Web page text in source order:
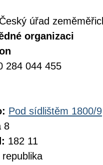
Český úřad
organizaci
284 044 455
Pod sídlištěm 1800/9
8
182 11
republika